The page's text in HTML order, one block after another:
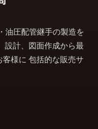
油圧配管継手の製造を
設計、図面作成から最
様に 包括的な販売サ